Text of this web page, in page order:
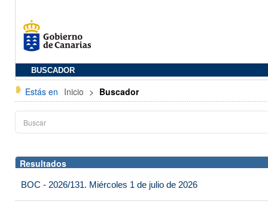
BUSCADOR
Estás en Inicio > Buscador
Resultados
BOC - 2026/131. Miércoles 1 de julio de 2026